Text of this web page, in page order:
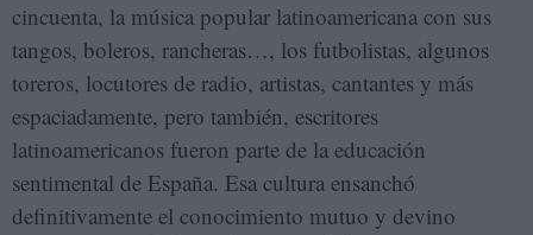
cincuenta, la música popular latinoamericana con sus
tangos, boleros, rancheras…, los futbolistas, algunos
toreros, locutores de radio, artistas, cantantes y más
espaciadamente, pero también, escritores
latinoamericanos fueron parte de la educación
sentimental de España. Esa cultura ensanchó
definitivamente el conocimiento mutuo y devino